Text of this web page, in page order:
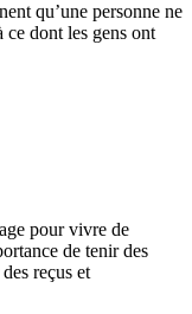
qu’une personne ne
ce dont les gens ont
pour vivre de
de tenir des
reçus et